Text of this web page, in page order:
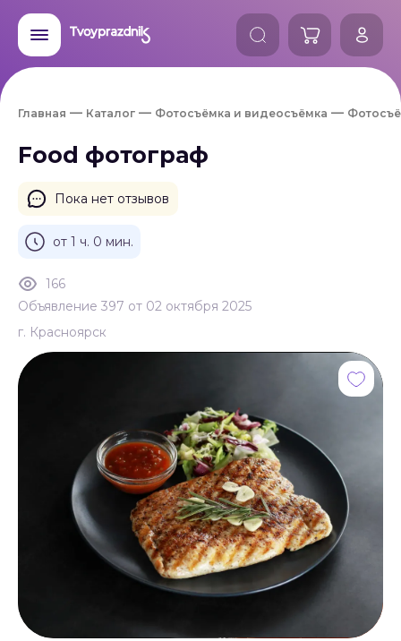
Главная Каталог Фотосъёмка и видеосъёмка
Food фотограф
Пока нет отзывов
от 1 ч. 0 мин.
Объявление 397 от 02 октября 2025
166
г. Красноярск